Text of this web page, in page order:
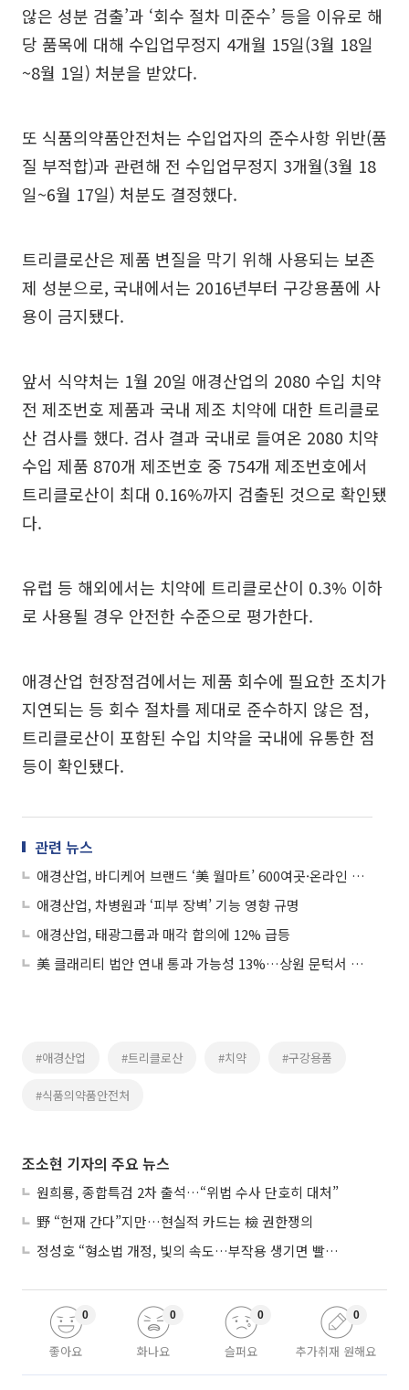
않은 성분 검출’과 ‘회수 절차 미준수’ 등을 이유로 해
당 품목에 대해 수입업무정지 4개월 15일(3월 18일
~8월 1일) 처분을 받았다.
또 식품의약품안전처는 수입업자의 준수사항 위반(품
질 부적합)과 관련해 전 수입업무정지 3개월(3월 18
일~6월 17일) 처분도 결정했다.
트리클로산은 제품 변질을 막기 위해 사용되는 보존
제 성분으로, 국내에서는 2016년부터 구강용품에 사
용이 금지됐다.
앞서 식약처는 1월 20일 애경산업의 2080 수입 치약
전 제조번호 제품과 국내 제조 치약에 대한 트리클로
산 검사를 했다. 검사 결과 국내로 들여온 2080 치약
수입 제품 870개 제조번호 중 754개 제조번호에서
트리클로산이 최대 0.16%까지 검출된 것으로 확인됐
다.
유럽 등 해외에서는 치약에 트리클로산이 0.3% 이하
로 사용될 경우 안전한 수준으로 평가한다.
애경산업 현장점검에서는 제품 회수에 필요한 조치가
지연되는 등 회수 절차를 제대로 준수하지 않은 점,
트리클로산이 포함된 수입 치약을 국내에 유통한 점
등이 확인됐다.
관련 뉴스
애경산업, 바디케어 브랜드 ‘美 월마트’ 600여곳·온라인 동시 입점
애경산업, 차병원과 ‘피부 장벽’ 기능 영향 규명
애경산업, 태광그룹과 매각 합의에 12% 급등
美 클래리티 법안 연내 통과 가능성 13%…상원 문턱서 제동
#애경산업 #트리클로산 #치약 #구강용품
#식품의약품안전처
조소현 기자의 주요 뉴스
원희룡, 종합특검 2차 출석…“위법 수사 단호히 대처”
野 “헌재 간다”지만…현실적 카드는 檢 권한쟁의
정성호 “형소법 개정, 빛의 속도…부작용 생기면 빨리 고쳐야”
좋아요
0
화나요
0
슬퍼요
0
추가취재 원해요
0